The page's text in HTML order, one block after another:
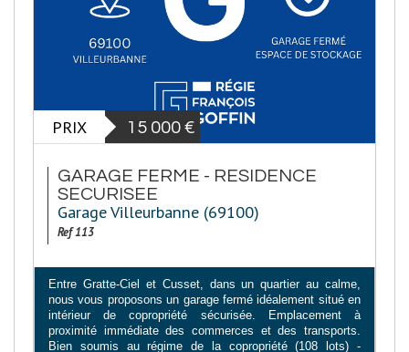
PRIX 15 000 €
GARAGE FERME - RESIDENCE
SECURISEE
Garage Villeurbanne (69100)
Ref 113
Entre Gratte-Ciel et Cusset, dans un quartier au calme,
nous vous proposons un garage fermé idéalement situé en
intérieur de copropriété sécurisée. Emplacement à
proximité immédiate des commerces et des transports.
Bien soumis au régime de la copropriété (108 lots) -